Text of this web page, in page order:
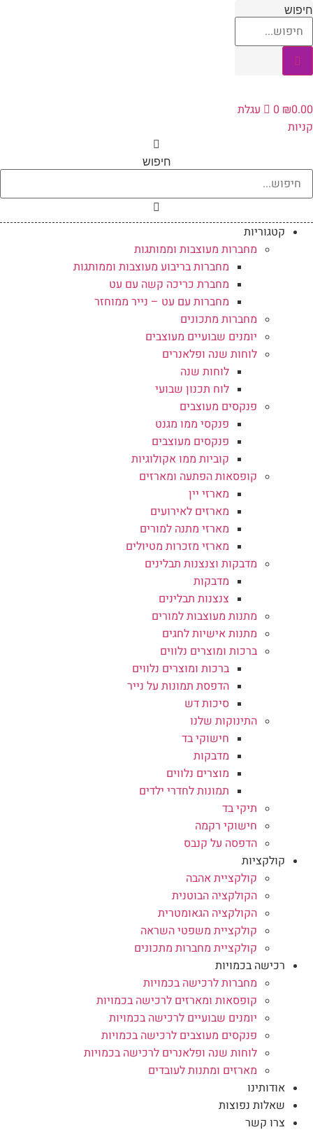
₪
0
עגלת
חיפוש
קטגוריות
מחברות מעוצבות וממותגות
מחברות בריבוע מעוצבות וממותגות
מחברת כריכה קשה עם עט
מחברות עם עט – נייר ממוחזר
מחברות מתכונים
יומנים שבועיים מעוצבים
לוחות שנה ופלאנרים
לוחות שנה
לוח תכנון שבועי
פנקסים מעוצבים
פנקסי ממו מגנט
פנקסים מעוצבים
קוביות ממו אקולוגיות
קופסאות הפתעה ומארזים
מארזי יין
מארזים לאירועים
מארזי מתנה למורים
מארזי מזכרות מטיולים
מדבקות וצנצנות תבלינים
מדבקות
צנצנות תבלינים
מתנות מעוצבות למורים
מתנות אישיות לחגים
ברכות ומוצרים נלווים
ברכות ומוצרים נלווים
הדפסת תמונות על נייר
סיכות דש
התינוקות שלנו
חישוקי בד
מדבקות
מוצרים נלווים
תמונות לחדרי ילדים
תיקי בד
חישוקי רקמה
הדפסה על קנבס
קולקציות
קולקציית אהבה
הקולקציה הבוטנית
הקולקציה הגאומטרית
קולקציית משפטי השראה
קולקציית מחברות מתכונים
רכישה בכמויות
מחברות לרכישה בכמויות
קופסאות ומארזים לרכישה בכמויות
יומנים שבועיים לרכישה בכמויות
פנקסים מעוצבים לרכישה בכמויות
לוחות שנה ופלאנרים לרכישה בכמויות
מארזים ומתנות לעובדים
אודותינו
שאלות נפוצות
צרו קשר